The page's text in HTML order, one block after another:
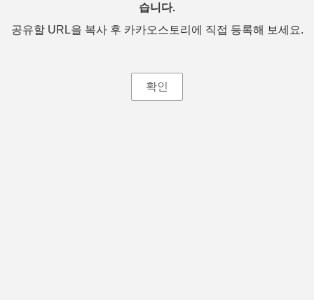
습니다.
공유할 URL을 복사 후 카카오스토리에 직접 등록해 보세요.
확인